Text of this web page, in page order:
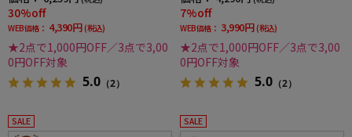
30%off
WEB価格： 4,390円 (税込)
★2点で1,000円OFF／3点で3,00
0円OFF対象
5.0 （2）
7%off
WEB価格： 3,990円 (税込)
★2点で1,000円OFF／3点で3,00
0円OFF対象
5.0 （2）
SALE SALE